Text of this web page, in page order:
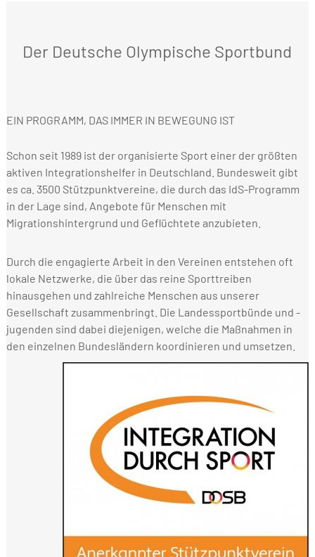
Der Deutsche Olympische Sportbund
EIN PROGRAMM, DAS IMMER IN BEWEGUNG IST
Schon seit 1989 ist der organisierte Sport einer der größten
aktiven Integrationshelfer in Deutschland. Bundesweit gibt
es ca. 3500 Stützpunktvereine, die durch das IdS-Programm
in der Lage sind, Angebote für Menschen mit
Migrationshintergrund und Geflüchtete anzubieten.
Durch die engagierte Arbeit in den Vereinen entstehen oft
lokale Netzwerke, die über das reine Sporttreiben
hinausgehen und zahlreiche Menschen aus unserer
Gesellschaft zusammenbringt. Die Landessportbünde und -
jugenden sind dabei diejenigen, welche die Maßnahmen in
den einzelnen Bundesländern koordinieren und umsetzen.